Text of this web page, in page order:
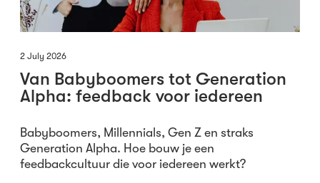
2 July 2026
Van Babyboomers tot Generation
Alpha: feedback voor iedereen
Babyboomers, Millennials, Gen Z en straks
Generation Alpha. Hoe bouw je een
feedbackcultuur die voor iedereen werkt?